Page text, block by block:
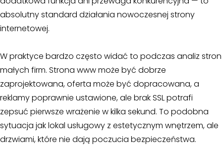
absolutny standard działania nowoczesnej strony
internetowej.
W praktyce bardzo często widać to podczas analiz stron
małych firm. Strona www może być dobrze
zaprojektowana, oferta może być dopracowana, a
reklamy poprawnie ustawione, ale brak SSL potrafi
zepsuć pierwsze wrażenie w kilka sekund. To podobna
sytuacja jak lokal usługowy z estetycznym wnętrzem, ale
drzwiami, które nie dają poczucia bezpieczeństwa.